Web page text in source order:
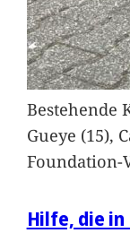
Bestehende
Gueye (15),
Foundation-
Hilfe, die